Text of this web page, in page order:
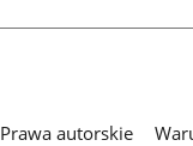
Prawa autorskie